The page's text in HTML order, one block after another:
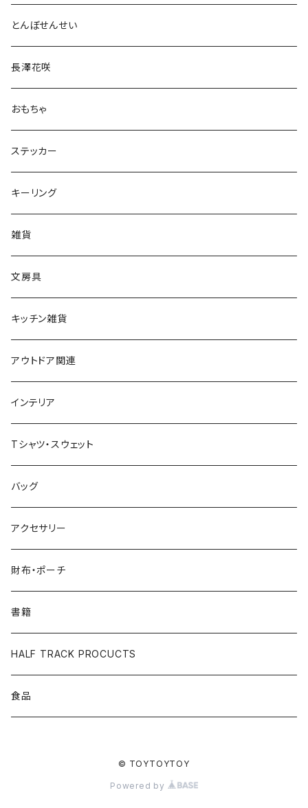
とんぼせんせい
長澤花咲
おもちゃ
ステッカー
キーリング
雑貨
文房具
キッチン雑貨
アウトドア関連
インテリア
Tシャツ・スウェット
バッグ
アクセサリー
財布・ポーチ
書籍
HALF TRACK PROCUCTS
食品
© TOYTOYTOY
Powered by